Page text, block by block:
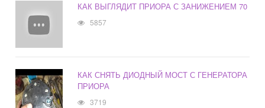
КАК ВЫГЛЯДИТ ПРИОРА С ЗАНИЖЕНИЕМ 70
5857
КАК СНЯТЬ ДИОДНЫЙ МОСТ С ГЕНЕРАТОРА
ПРИОРА
3719